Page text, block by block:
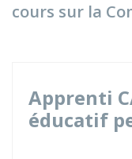
cours sur la
Apprenti
éducatif